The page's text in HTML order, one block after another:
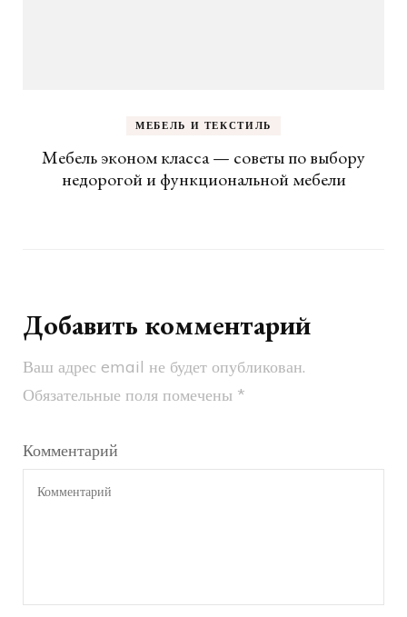
МЕБЕЛЬ И ТЕКСТИЛЬ
Мебель эконом класса — советы по выбору
недорогой и функциональной мебели
Добавить комментарий
Ваш адрес email не будет опубликован.
Обязательные поля помечены *
Комментарий